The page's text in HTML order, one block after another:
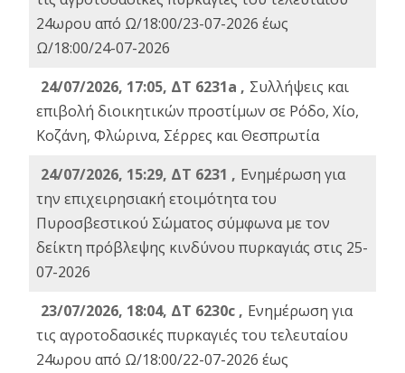
24ωρου από Ω/18:00/23-07-2026 έως
Ω/18:00/24-07-2026
24/07/2026, 17:05, ΔΤ 6231a , Συλλήψεις και
επιβολή διοικητικών προστίμων σε Ρόδο, Χίο,
Κοζάνη, Φλώρινα, Σέρρες και Θεσπρωτία
24/07/2026, 15:29, ΔΤ 6231 , Ενημέρωση για
την επιχειρησιακή ετοιμότητα του
Πυροσβεστικού Σώματος σύμφωνα με τον
δείκτη πρόβλεψης κινδύνου πυρκαγιάς στις 25-
07-2026
23/07/2026, 18:04, ΔΤ 6230c , Ενημέρωση για
τις αγροτοδασικές πυρκαγιές του τελευταίου
24ωρου από Ω/18:00/22-07-2026 έως